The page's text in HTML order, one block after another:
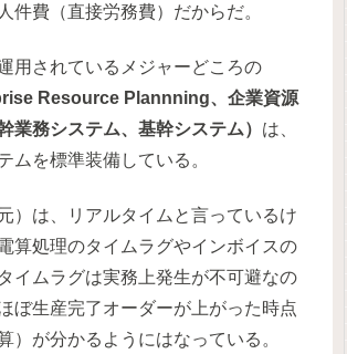
件費（直接労務費）だからだ。
用されているメジャーどころの
Resource Plannning、企業資源
業務システム、基幹システム） は、
ムを標準装備している。
）は、リアルタイムと言っているけ
算処理のタイムラグやインボイスの
イムラグは実務上発生が不可避なの
ぼ生産完了オーダーが上がった時点
）が分かるようにはなっている。